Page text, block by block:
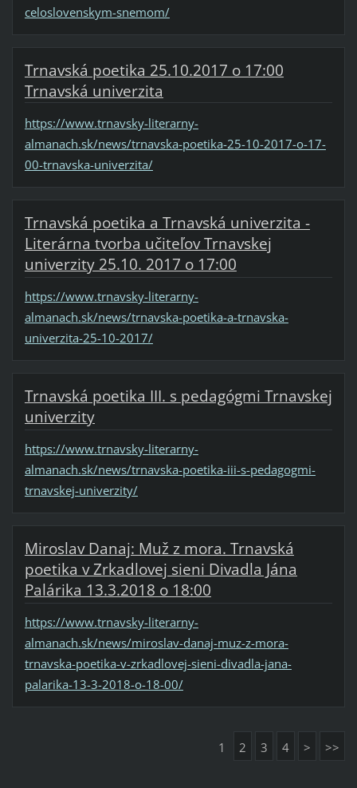
celoslovenskym-snemom/
Trnavská poetika 25.10.2017 o 17:00
Trnavská univerzita
https://www.trnavsky-literarny-
almanach.sk/news/trnavska-poetika-25-10-2017-o-17-
00-trnavska-univerzita/
Trnavská poetika a Trnavská univerzita -
Literárna tvorba učiteľov Trnavskej
univerzity 25.10. 2017 o 17:00
https://www.trnavsky-literarny-
almanach.sk/news/trnavska-poetika-a-trnavska-
univerzita-25-10-2017/
Trnavská poetika III. s pedagógmi Trnavskej
univerzity
https://www.trnavsky-literarny-
almanach.sk/news/trnavska-poetika-iii-s-pedagogmi-
trnavskej-univerzity/
Miroslav Danaj: Muž z mora. Trnavská
poetika v Zrkadlovej sieni Divadla Jána
Palárika 13.3.2018 o 18:00
https://www.trnavsky-literarny-
almanach.sk/news/miroslav-danaj-muz-z-mora-
trnavska-poetika-v-zrkadlovej-sieni-divadla-jana-
palarika-13-3-2018-o-18-00/
1 2 3 4 > >>